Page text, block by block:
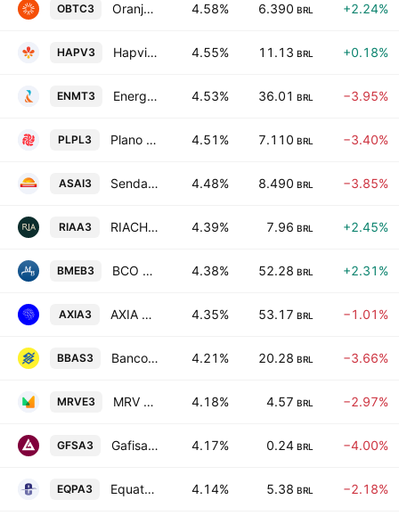
OBTC3 Oranjebtc SA Educacao e Investimento 4.58% 6.390 BRL +2.24%
HAPV3 Hapvida Participacoes e Investimentos SA 4.55% 11.13 BRL +0.18%
ENMT3 Energisa Mato Grosso - Distribuidora de Energia Sa 4.53% 36.01 BRL −3.95%
PLPL3 Plano & Plano Desenvolvimento Imobiliario Ltda 4.51% 7.110 BRL −3.40%
ASAI3 Sendas Distribuidora SA 4.48% 8.490 BRL −3.85%
RIAA3 RIACHUELO 4.39% 7.96 BRL +2.45%
BMEB3 BCO Mercantil do Brasil SA 4.38% 52.28 BRL +2.31%
AXIA3 AXIA Energia SA 4.35% 53.17 BRL −1.01%
BBAS3 Banco do Brasil S.A. 4.21% 20.28 BRL −3.66%
MRVE3 MRV Engenharia e Participacoes S.A. 4.18% 4.57 BRL −2.97%
GFSA3 Gafisa S.A. 4.17% 0.24 BRL −4.00%
EQPA3 Equatorial Para Distribuidora de Energia SA 4.14% 5.38 BRL −2.18%